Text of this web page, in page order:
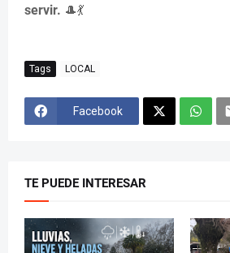
servir. 🎩💃
Tags LOCAL
Facebook
TE PUEDE INTERESAR